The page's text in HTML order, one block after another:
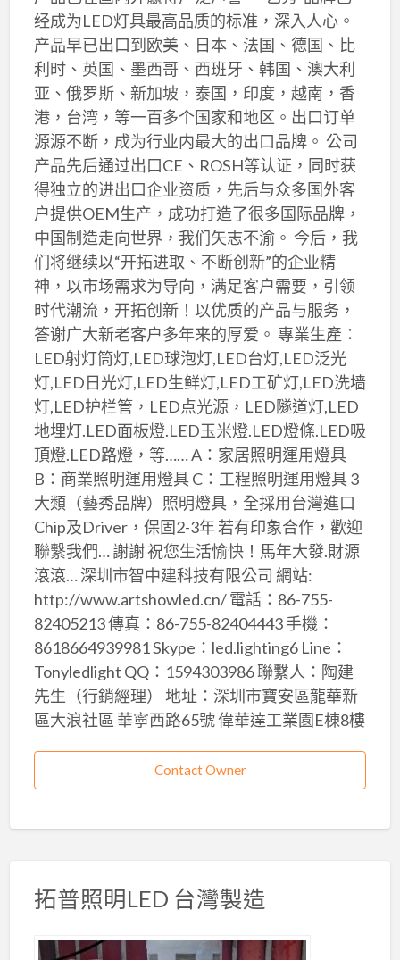
经成为LED灯具最高品质的标准，深入人心。
产品早已出口到欧美、日本、法国、德国、比
利时、英国、墨西哥、西班牙、韩国、澳大利
亚、俄罗斯、新加坡，泰国，印度，越南，香
港，台湾，等一百多个国家和地区。出口订单
源源不断，成为行业内最大的出口品牌。 公司
产品先后通过出口CE、ROSH等认证，同时获
得独立的进出口企业资质，先后与众多国外客
户提供OEM生产，成功打造了很多国际品牌，
中国制造走向世界，我们矢志不渝。 今后，我
们将继续以“开拓进取、不断创新”的企业精
神，以市场需求为导向，满足客户需要，引领
时代潮流，开拓创新！以优质的产品与服务，
答谢广大新老客户多年来的厚爱。 專業生產：
LED射灯筒灯,LED球泡灯,LED台灯,LED泛光
灯,LED日光灯,LED生鲜灯,LED工矿灯,LED洗墙
灯,LED护栏管，LED点光源，LED隧道灯,LED
地埋灯.LED面板燈.LED玉米燈.LED燈條.LED吸
頂燈.LED路燈，等…… A：家居照明運用燈具
B：商業照明運用燈具 C：工程照明運用燈具 3
大類（藝秀品牌）照明燈具，全採用台灣進口
Chip及Driver，保固2-3年 若有印象合作，歡迎
聯繫我們… 謝謝 祝您生活愉快！馬年大發.財源
滾滾… 深圳市智中建科技有限公司 網站:
http://www.artshowled.cn/ 電話：86-755-
82405213 傳真：86-755-82404443 手機：
8618664939981 Skype：led.lighting6 Line：
Tonyledlight QQ：1594303986 聯繫人：陶建
先生（行銷經理） 地址：深圳市寶安區龍華新
區大浪社區 華寧西路65號 偉華達工業園E棟8樓
Contact Owner
拓普照明LED 台灣製造